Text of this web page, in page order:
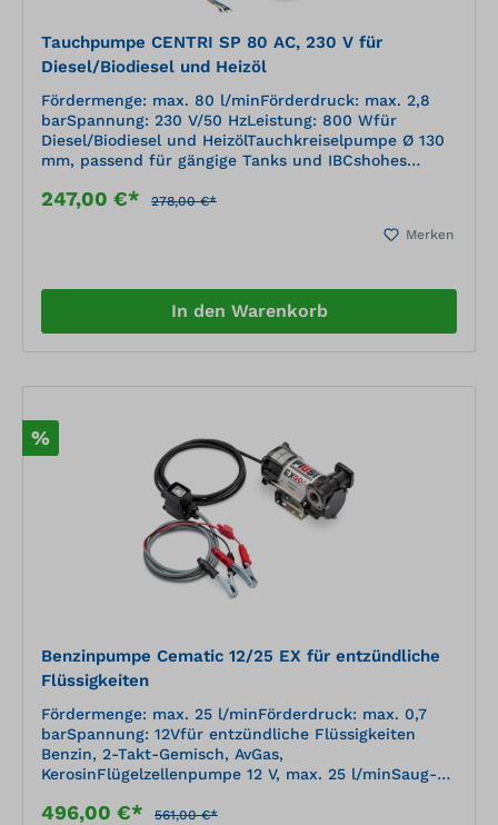
Tauchpumpe CENTRI SP 80 AC, 230 V für
Diesel/Biodiesel und Heizöl
Fördermenge: max. 80 l/minFörderdruck: max. 2,8
barSpannung: 230 V/50 HzLeistung: 800 Wfür
Diesel/Biodiesel und HeizölTauchkreiselpumpe Ø 130
mm, passend für gängige Tanks und IBCshohes
1" IG ohne RückschlagventilAnschlusskabel 3 m ohne
247,00 €* 278,00 €*
Merken
In den Warenkorb
%
Benzinpumpe Cematic 12/25 EX für entzündliche
Flüssigkeiten
Fördermenge: max. 25 l/minFörderdruck: max. 0,7
barSpannung: 12Vfür entzündliche Flüssigkeiten
Benzin, 2-Takt-Gemisch, AvGas,
KerosinFlügelzellenpumpe 12 V, max. 25 l/minSaug-
geschütztEx dbh ll A T4 Gbtrocken selbstansaugend
496,00 €* 561,00 €*